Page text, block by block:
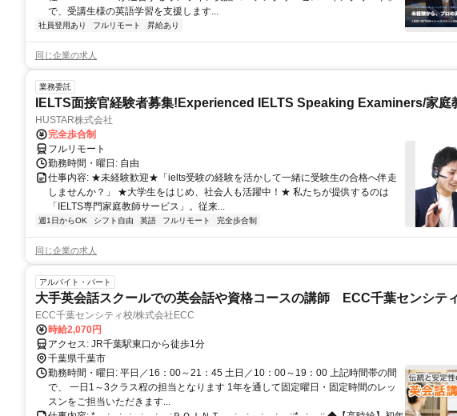
で、受講生様の英語学習を支援します...
社員登用あり フルリモート 昇給あり
同じ企業の求人
業務委託
IELTS面接官経験者募集!Experienced IELTS Speaking Examiners/家庭
HUSTAR株式会社
完全歩合制
フルリモート
勤務時間・曜日: 自由
仕事内容: ★未経験歓迎★「ielts受験の経験を活かして一緒に受験生の合格へ伴走
しませんか？」 ★大学生をはじめ、社会人も活躍中！★ 私たちが提供するのは
「IELTS専門家庭教師サービス」。従来...
週1日からOK シフト自由 英語 フルリモート 完全歩合制
同じ企業の求人
アルバイト・パート
大手英会話スクールでの英会話や資格コースの講師 ECC千葉センシテ
ECC千葉センシティ校/株式会社ECC
時給2,070円
アクセス: JR千葉駅東口から徒歩1分
千葉県千葉市
勤務時間・曜日: 平日／16：00～21：45 土日／10：00～19：00 上記時間帯の間
で、 一日1～3クラス程の担当となります 1年を通して固定曜日・固定時間のレッ
スンをご担当いただきます...